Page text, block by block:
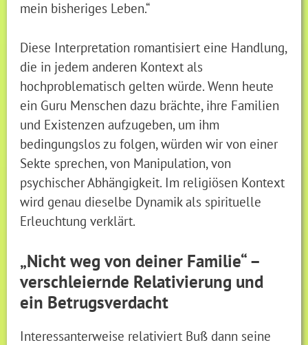
mein bisheriges Leben.“
Diese Interpretation romantisiert eine Handlung,
die in jedem anderen Kontext als
hochproblematisch gelten würde. Wenn heute
ein Guru Menschen dazu brächte, ihre Familien
und Existenzen aufzugeben, um ihm
bedingungslos zu folgen, würden wir von einer
Sekte sprechen, von Manipulation, von
psychischer Abhängigkeit. Im religiösen Kontext
wird genau dieselbe Dynamik als spirituelle
Erleuchtung verklärt.
„Nicht weg von deiner Familie“ –
verschleiernde Relativierung und
ein Betrugsverdacht
Interessanterweise relativiert Buß dann seine